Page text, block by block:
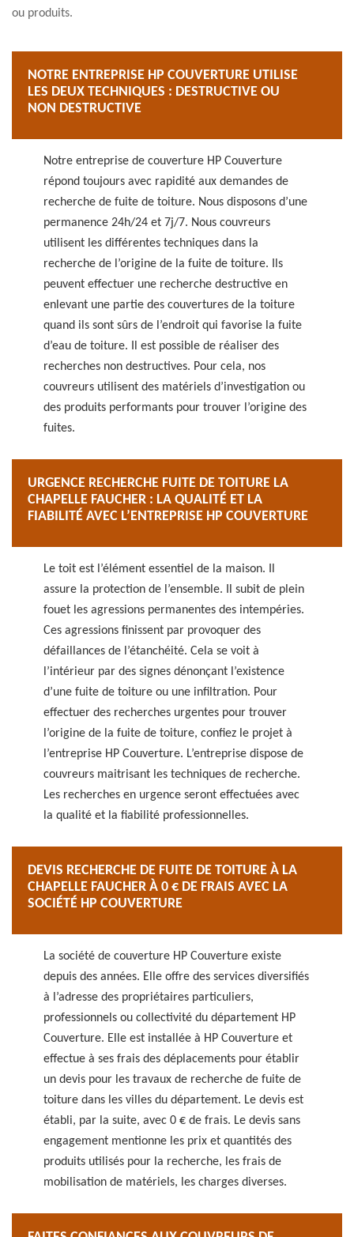
ou produits.
NOTRE ENTREPRISE HP COUVERTURE UTILISE
LES DEUX TECHNIQUES : DESTRUCTIVE OU
NON DESTRUCTIVE
Notre entreprise de couverture HP Couverture
répond toujours avec rapidité aux demandes de
recherche de fuite de toiture. Nous disposons d’une
permanence 24h/24 et 7j/7. Nous couvreurs
utilisent les différentes techniques dans la
recherche de l’origine de la fuite de toiture. Ils
peuvent effectuer une recherche destructive en
enlevant une partie des couvertures de la toiture
quand ils sont sûrs de l’endroit qui favorise la fuite
d’eau de toiture. Il est possible de réaliser des
recherches non destructives. Pour cela, nos
couvreurs utilisent des matériels d’investigation ou
des produits performants pour trouver l’origine des
fuites.
URGENCE RECHERCHE FUITE DE TOITURE LA
CHAPELLE FAUCHER : LA QUALITÉ ET LA
FIABILITÉ AVEC L’ENTREPRISE HP COUVERTURE
Le toit est l’élément essentiel de la maison. Il
assure la protection de l’ensemble. Il subit de plein
fouet les agressions permanentes des intempéries.
Ces agressions finissent par provoquer des
défaillances de l’étanchéité. Cela se voit à
l’intérieur par des signes dénonçant l’existence
d’une fuite de toiture ou une infiltration. Pour
effectuer des recherches urgentes pour trouver
l’origine de la fuite de toiture, confiez le projet à
l’entreprise HP Couverture. L’entreprise dispose de
couvreurs maitrisant les techniques de recherche.
Les recherches en urgence seront effectuées avec
la qualité et la fiabilité professionnelles.
DEVIS RECHERCHE DE FUITE DE TOITURE À LA
CHAPELLE FAUCHER À 0 € DE FRAIS AVEC LA
SOCIÉTÉ HP COUVERTURE
La société de couverture HP Couverture existe
depuis des années. Elle offre des services diversifiés
à l’adresse des propriétaires particuliers,
professionnels ou collectivité du département HP
Couverture. Elle est installée à HP Couverture et
effectue à ses frais des déplacements pour établir
un devis pour les travaux de recherche de fuite de
toiture dans les villes du département. Le devis est
établi, par la suite, avec 0 € de frais. Le devis sans
engagement mentionne les prix et quantités des
produits utilisés pour la recherche, les frais de
mobilisation de matériels, les charges diverses.